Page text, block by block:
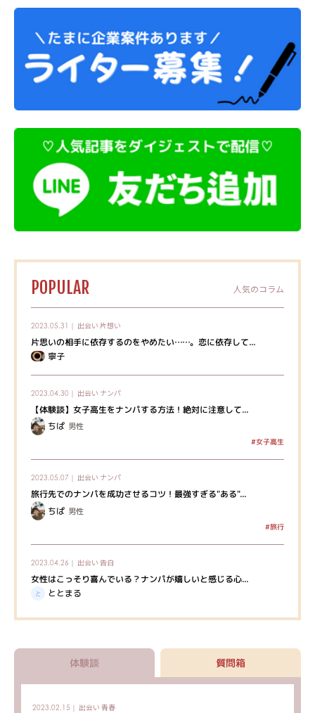
POPULAR 人気のコラム
2023.05.31｜ 出会い 片想い
片思いの相手に依存するのをやめたい……。恋に依存して...
寧子
2023.04.30｜ 出会い ナンパ
【体験談】女子高生をナンパする方法！絶対に注意して...
ちぱ 男性
#女子高生
2023.05.07｜ 出会い ナンパ
旅行先でのナンパを成功させるコツ！最強すぎる"ある"...
ちぱ 男性
#旅行
2023.04.26｜ 出会い 告白
女性はこっそり喜んでいる？ナンパが嬉しいと感じる心...
ととまる
体験談 質問箱
2023.02.15｜ 出会い 青春